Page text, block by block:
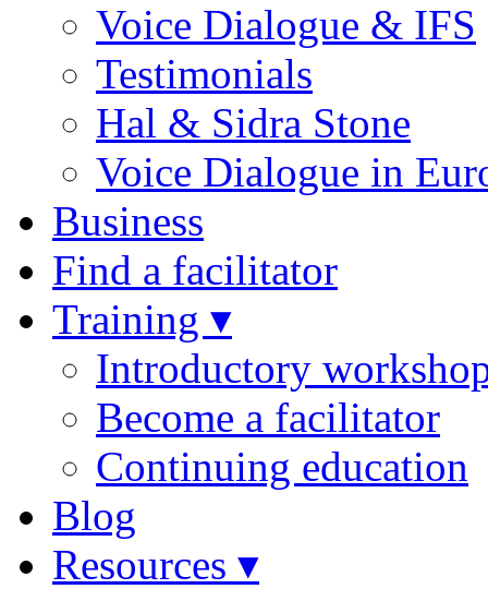
Voice Dialogue & IFS
Testimonials
Hal & Sidra Stone
Voice Dialogue in
Business
Find a facilitator
Training ▾
Introductory
Become a facilitator
Continuing education
Blog
Resources ▾